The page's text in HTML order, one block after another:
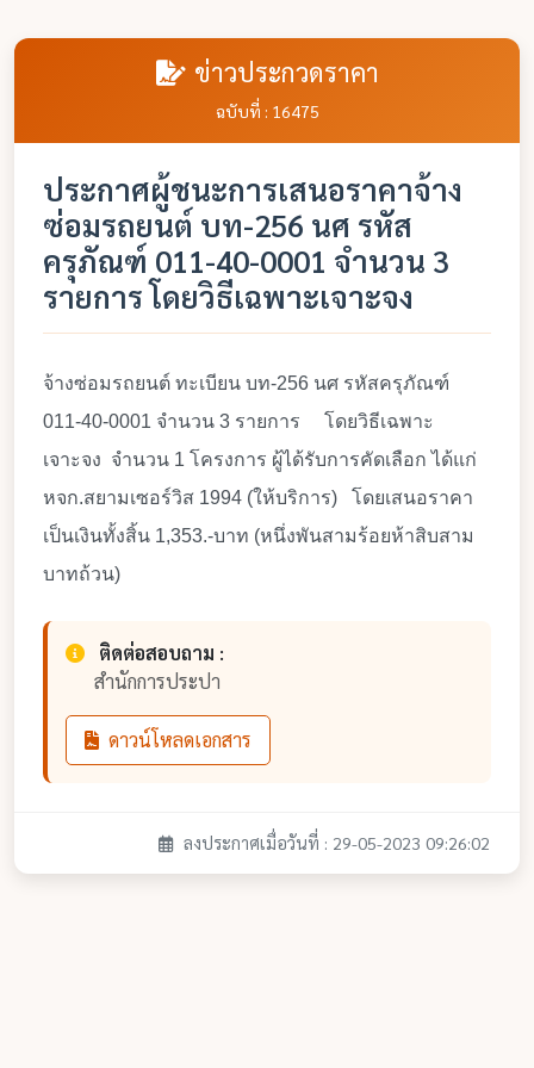
ข่าวประกวดราคา
ฉบับที่ : 16475
ประกาศผู้ชนะการเสนอราคาจ้าง
ซ่อมรถยนต์ บท-256 นศ รหัส
ครุภัณฑ์ 011-40-0001 จำนวน 3
รายการ โดยวิธีเฉพาะเจาะจง
จ้างซ่อมรถยนต์ ทะเบียน บท-256 นศ รหัสครุภัณฑ์
011-40-0001 จำนวน 3 รายการ โดยวิธีเฉพาะ
เจาะจง จำนวน 1 โครงการ ผู้ได้รับการคัดเลือก ได้แก่
หจก.สยามเซอร์วิส 1994 (ให้บริการ) โดยเสนอราคา
เป็นเงินทั้งสิ้น 1,353.-บาท (หนึ่งพันสามร้อยห้าสิบสาม
บาทถ้วน)
ติดต่อสอบถาม :
สำนักการประปา
ดาวน์โหลดเอกสาร
ลงประกาศเมื่อวันที่ : 29-05-2023 09:26:02